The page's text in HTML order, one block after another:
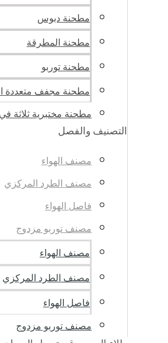
مطحنة دبوس
مطحنة المطرقة
مطحنة توربو
مطحنة مجفف متعددة
مطحنة مختبرية ثلاثة
التصنيف والفصل
مصنف الهواء
مصنف الطرد المركزي
فاصل الهواء
مصنف توربو مزدوج
مصنف الهواء
مصنف الطرد المركزي
فاصل الهواء
مصنف توربو مزدوج